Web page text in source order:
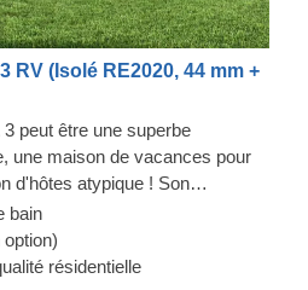
RV (Isolé RE2020, 44 mm +
peut être une superbe
une maison de vacances pour
d'hôtes atypique ! Son
comprend 3 chambres, vous
moments en famille, tout en
pour vous détendre seul.
bain
option)
résidentielle